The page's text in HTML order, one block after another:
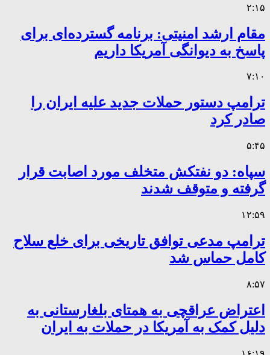
۲:۱۵
مقام ارشد امنیتی: برنامه گسترده‌ای برای
پاسخ به دیوانگی آمریکا داریم
۷:۱۰
ترامپ دستور حملات جدید علیه ایران را
صادر کرد
۵:۴۵
سپاه: دو نفتکش متخلف مورد اصابت قرار
گرفته و متوقف شدند
۱۲:۵۹
ترامپ مدعی توافق تاریخی برای خلع سلاح
کامل حماس شد
۸:۵۷
اعتراض عراقچی به همتای بلغارستانی به
دلیل کمک به آمریکا در حملات به ایران